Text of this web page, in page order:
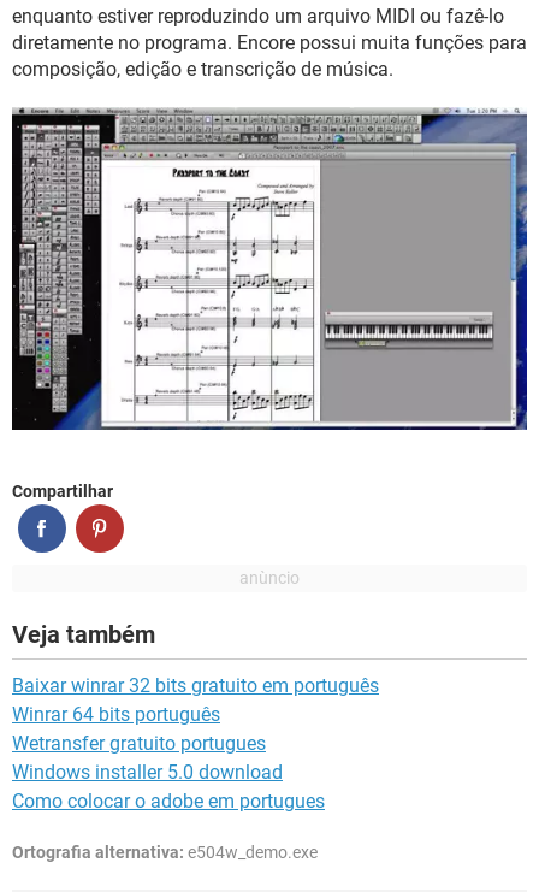
GUIA DE COMPRAS
enquanto estiver reproduzindo um arquivo MIDI ou fazê-lo
diretamente no programa. Encore possui muita funções para
composição, edição e transcrição de música.
Compartilhar
Veja também
Baixar winrar 32 bits gratuito em português
Winrar 64 bits português
Wetransfer gratuito portugues
Windows installer 5.0 download
Como colocar o adobe em portugues
Ortografia alternativa: e504w_demo.exe